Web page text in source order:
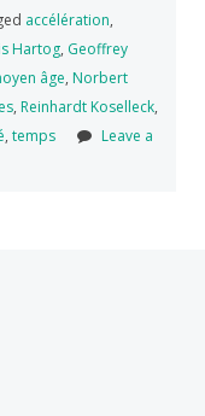
accélération,
Hartog, Geoffrey
âge, Norbert
, Reinhardt Koselleck,
, temps
Leave a